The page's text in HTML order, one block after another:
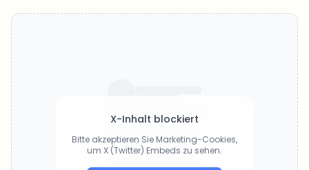
X-Inhalt blockiert
Bitte akzeptieren Sie Marketing-Cookies,
um X (Twitter) Embeds zu sehen.